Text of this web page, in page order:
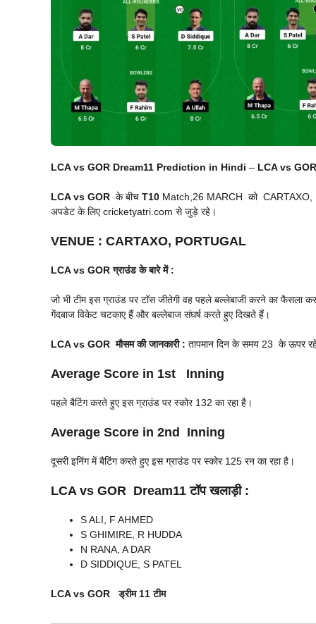
LCA vs GOR Dream11 Prediction in Hindi – LCA vs
LCA vs GOR के बीच T10 Match,26 MARCH को
अपडेट के लिए cricketyatri.com से जुड़े रहे।
VENUE : CARTAXO, PORTUGAL
LCA vs GORग्राउंड के बारे में :
जो भी टीम इस ग्राउंड पर टॉस जीतेगी वह पहले बल्लेबाजी करने का फैसला
गेंदबाज विकेट चटकाए हैं और बल्लेबाज संघर्ष करते हुए दिखते हैं।
LCA vs GORमौसम की जानकारी : तापमान दिन के समय 23 के ऊपर
Average Score in 1st Inning
पहले बैटिंग करते हुए इस ग्राउंड पर स्कोर 132 का रहा है।
Average Score in 2nd Inning
दूसरी इनिंग में बैटिंग करते हुए इस ग्राउंड पर स्कोर 125 रन का रहा है।
LCA vs GOR Dream11 टॉप खलाड़ी :
S ALI, F AHMED
S GHIMIRE, R HUDDA
N RANA, A DAR
D SIDDIQUE, S PATEL
LCA vs GOR ड्रीम 11 टीम